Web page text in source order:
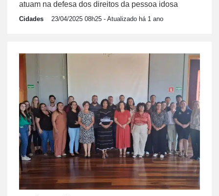
atuam na defesa dos direitos da pessoa idosa
Cidades 23/04/2025 08h25 - Atualizado há 1 ano